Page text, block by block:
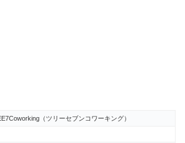
（ツリーセブンコワーキング）